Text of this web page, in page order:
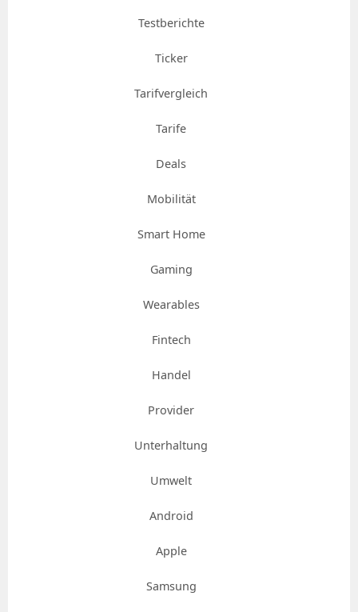
Testberichte
Ticker
Tarifvergleich
Tarife
Deals
Mobilität
Smart Home
Gaming
Wearables
Fintech
Handel
Provider
Unterhaltung
Umwelt
Android
Apple
Samsung